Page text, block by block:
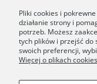
ŚWIAT ORSKA
Dołącz do nas:
Copyrights © 2024 -
Pliki cookies i
działanie strony i
potrzeb. Możesz
tych plików i przejść do
swoich preferencji,
Więcej o plikach